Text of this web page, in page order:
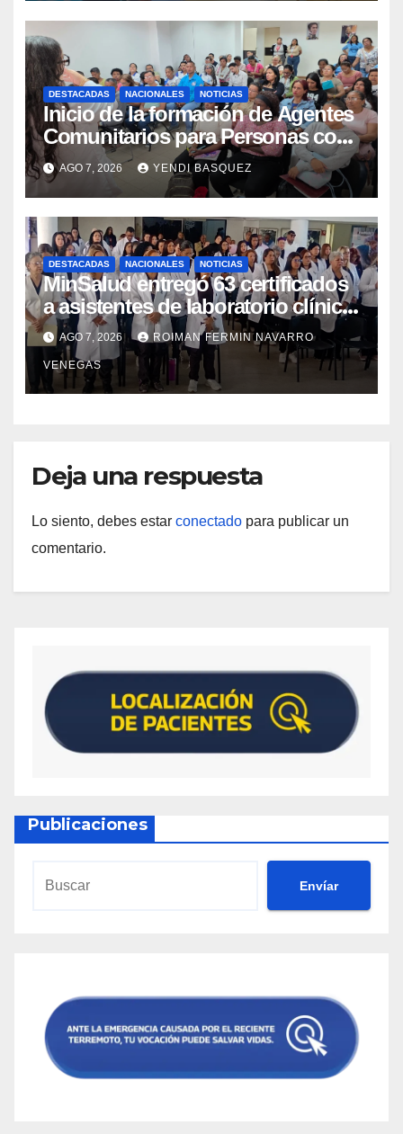
DESTACADAS NACIONALES NOTICIAS
Inicio de la formación de Agentes
Comunitarios para Personas con
Discapacidad en el Centro de
Rehabilitación J.J. Arvelo
AGO 7, 2026 YENDI BASQUEZ
DESTACADAS NACIONALES NOTICIAS
MinSalud entregó 63 certificados
a asistentes de laboratorio clínico
para garantizar respaldo legal y
profesional
AGO 7, 2026 ROIMAN FERMIN NAVARRO
VENEGAS
Deja una respuesta
Lo siento, debes estar conectado para publicar un
comentario.
Publicaciones
Envíar